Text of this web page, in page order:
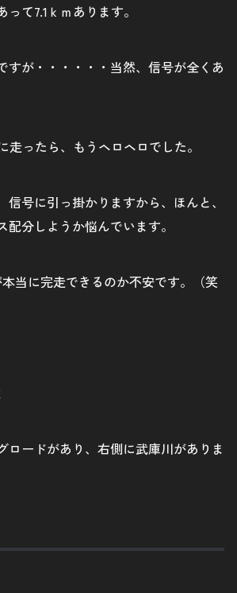
て7.1ｋｍあります。
すが・・・・・・当然、信号が全くあ
走ったら、もうヘロヘロでした。
信号に引っ掛かりますから、ほんと、
配分しようか悩んでいます。
当に完走できるのか不安です。（笑
ロードがあり、右側に武庫川がありま